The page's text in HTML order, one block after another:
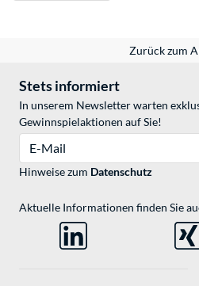
Zurück zum
Stets informiert
In unserem Newsletter warten
Gewinnspielaktionen auf Sie!
Hinweise zum Datenschutz
Aktuelle Informationen finden Sie